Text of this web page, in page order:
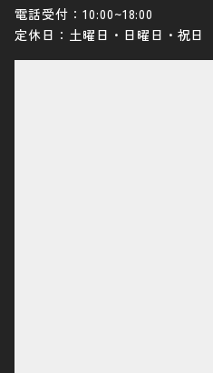
電話受付：10:00~18:00
定休日：土曜日・日曜日・祝日